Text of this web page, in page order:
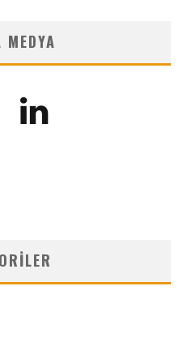
MEDYA